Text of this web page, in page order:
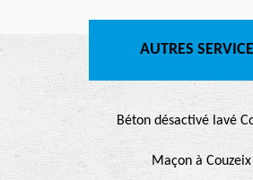
AUTRES
Béton désactivé lavé
Maçon à Couzeix